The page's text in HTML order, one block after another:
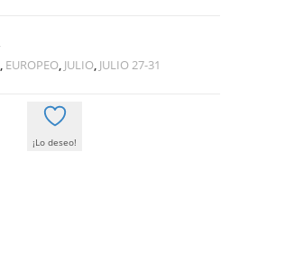
, EUROPEO, JULIO, JULIO 27-31
¡Lo deseo!